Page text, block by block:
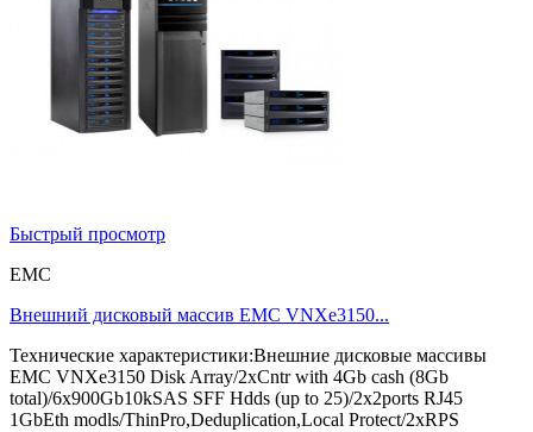
Быстрый просмотр
EMC
Внешний дисковый массив EMC VNXe3150...
Технические характеристики:Внешние дисковые массивы
EMC VNXe3150 Disk Array/2xCntr with 4Gb cash (8Gb
total)/6x900Gb10kSAS SFF Hdds (up to 25)/2x2ports RJ45
1GbEth modls/ThinPro,Deduplication,Local Protect/2xRPS